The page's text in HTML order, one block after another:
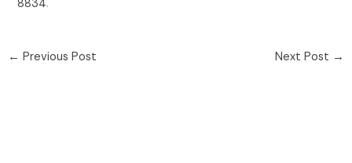
8834.
← Previous Post Next Post →